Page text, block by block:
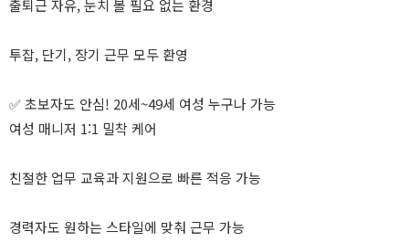
출퇴근 자유, 눈치 볼 필요 없는 환경
투잡, 단기, 장기 근무 모두 환영
✅ 초보자도 안심! 20세~49세 여성 누구나 가능
여성 매니저 1:1 밀착 케어
친절한 업무 교육과 지원으로 빠른 적응 가능
경력자도 원하는 스타일에 맞춰 근무 가능